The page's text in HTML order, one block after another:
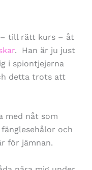
– till rätt kurs – åt
. Han är ju just
i spiontjejerna
detta trots att
med nåt som
och
för jämnan.